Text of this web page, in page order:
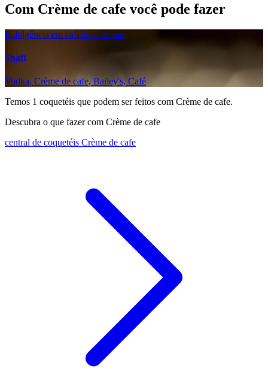
Com Crème de cafe você pode fazer
Indulgência em cafeína e creme.
Shaft
Vodka, Crème de cafe, Bailey's, Café
Temos 1 coquetéis que podem ser feitos com Crème de cafe.
Descubra o que fazer com Crème de cafe
central de coquetéis Crème de cafe